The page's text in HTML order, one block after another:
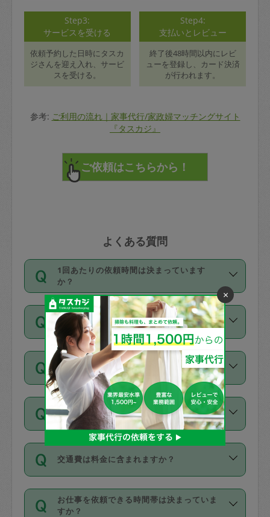
Step3:
サービスを受ける
依頼予約した日時にタスカ
ジさんを迎え入れ、サービ
スを受ける。
Step4:
支払いとレビュー
終了後48時間以内にレビ
ューを登録し、カード決済
が行われます。
参考: ご利用の流れ｜家事代行/家政婦マッチングサイト
『タスカジ』
よくある質問
1回あたりの依頼時間は決まっています
か？
依頼1回につき3時間固定です。3時間を
超えて依頼したい場合は、延長機能をご
利用ください。機能をご利用いただくに
は、タスカジさんに事前に相談し、合意
の上事前申請することが必要です。な
お、3時間を下回っても、値引き等はござ
いません。
価格はどうやって決まっていますか？
11種類の価格帯の中からタスカジさん自
身が価格を選んで設定しています。
タスカジさんの価格設定には最初は制限
があり、レビュー件数、レビューの平均
値、などで除々に設定可能な最高額が上
がっていく仕組みになっています。
支払い方法を教えてください
お支払方法はクレジットカード（Visa／
Master／JCB／AMERICAN EXPRESS／
Diners Club）のみとなります。
カード情報のご登録は、依頼リクエスト
を行う際にご入力ください。プロフィー
ル登録時にはご入力いただかなくても大
丈夫です。
デビットカード・プリペイドカード（Vプ
同じタスカジさんに定期的にお願いする場
合はお得になる？
依頼には「スポット」と「定期（毎週｜
隔週）」があり、「定期」の依頼は「ス
ポット」よりお得な料金でご利用できま
す。
定期の最低利用回数は設けていない代わ
交通費は料金に含まれますか？
交通費は依頼料金とは別途発生し、依頼
料金のご請求と合わせてお支払いとなり
お仕事を依頼できる時間帯は決まっていま
すか？
×